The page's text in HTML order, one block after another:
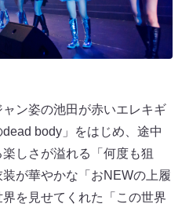
ン姿の池田が赤いエレキギ
body」をはじめ、途中
しさが溢れる「何度も狙
が華やかな「おNEWの上履
を見せてくれた「この世界